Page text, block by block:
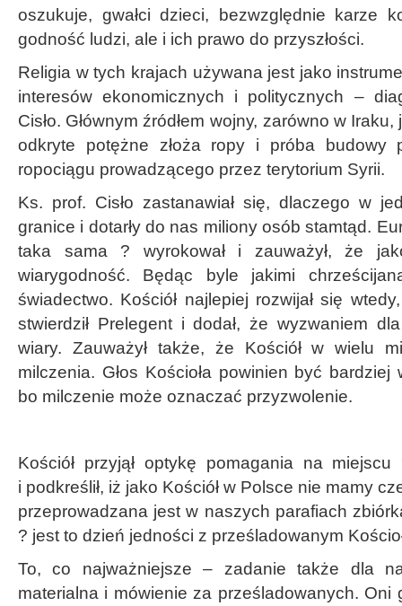
oszukuje, gwałci dzieci, bezwzględnie karze
godność ludzi, ale i ich prawo do przyszłości.
Religia w tych krajach używana jest jako
interesów ekonomicznych i politycznych –
Cisło. Głównym źródłem wojny, zarówno w
odkryte potężne złoża ropy i próba budowy
ropociągu prowadzącego przez terytorium Syrii.
Ks. prof. Cisło zastanawiał się, dlaczego w
granice i dotarły do nas miliony osób stamtąd.
taka sama ? wyrokował i zauważył, że
wiarygodność. Będąc byle jakimi
świadectwo. Kościół najlepiej rozwijał się
stwierdził Prelegent i dodał, że wyzwaniem
wiary. Zauważył także, że Kościół w wielu
milczenia. Głos Kościoła powinien być
bo milczenie może oznaczać przyzwolenie.
Kościół przyjął optykę pomagania na
i podkreślił, iż jako Kościół w Polsce nie mamy
przeprowadzana jest w naszych parafiach
? jest to dzień jedności z prześladowanym
To, co najważniejsze – zadanie także dla
materialna i mówienie za prześladowanych. Oni